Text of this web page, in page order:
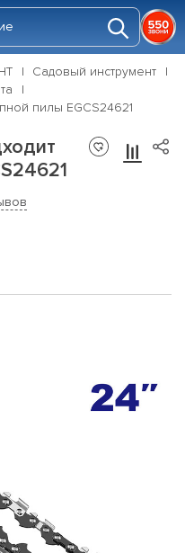
Садовый инструмент
пилы EGCS24621